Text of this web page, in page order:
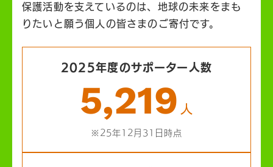
保護活動を支えているのは、地球の未来をまも
りたいと願う個人の皆さまのご寄付です。
2025年度のサポーター人数
5,219 人
※25年12月31日時点